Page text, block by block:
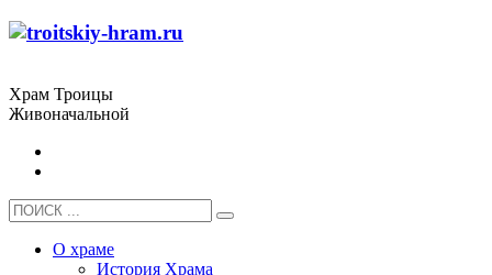
Храм Троицы
Живоначальной
О храме
История Храма